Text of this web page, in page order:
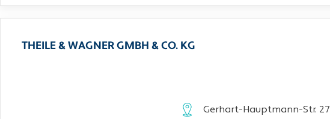
THEILE & WAGNER GMBH & CO. KG
Gerhart-Hauptmann-Str. 27